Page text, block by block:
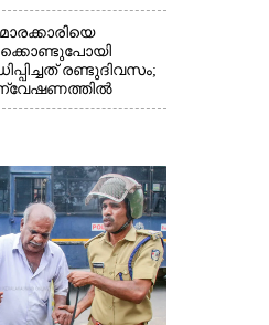
15 പേർക്ക്
രണ്ടുദിവസം;